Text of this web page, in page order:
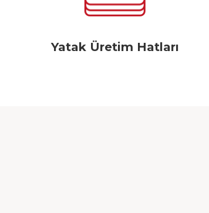
Yatak Üretim Hatları